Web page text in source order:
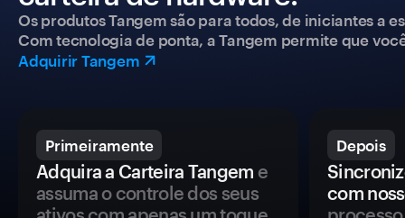
Os produtos Tangem são para todos, de iniciantes a
Com tecnologia de ponta, a Tangem permite que
Adquirir Tangem
Primeiramente
Adquira a Carteira Tangem e
assuma o controle dos seus
Depois
com